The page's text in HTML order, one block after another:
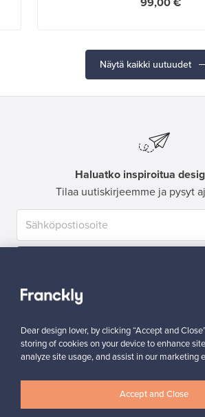
Näytä kaikki uutuudet
Haluatko inspiroitua
Tilaa uutiskirjeemme ja pysyt
Dear design lover, by clicking “Accept and
storing of cookies on your device to enhance
analyze site usage, and assist in our marketing
Accept and Close